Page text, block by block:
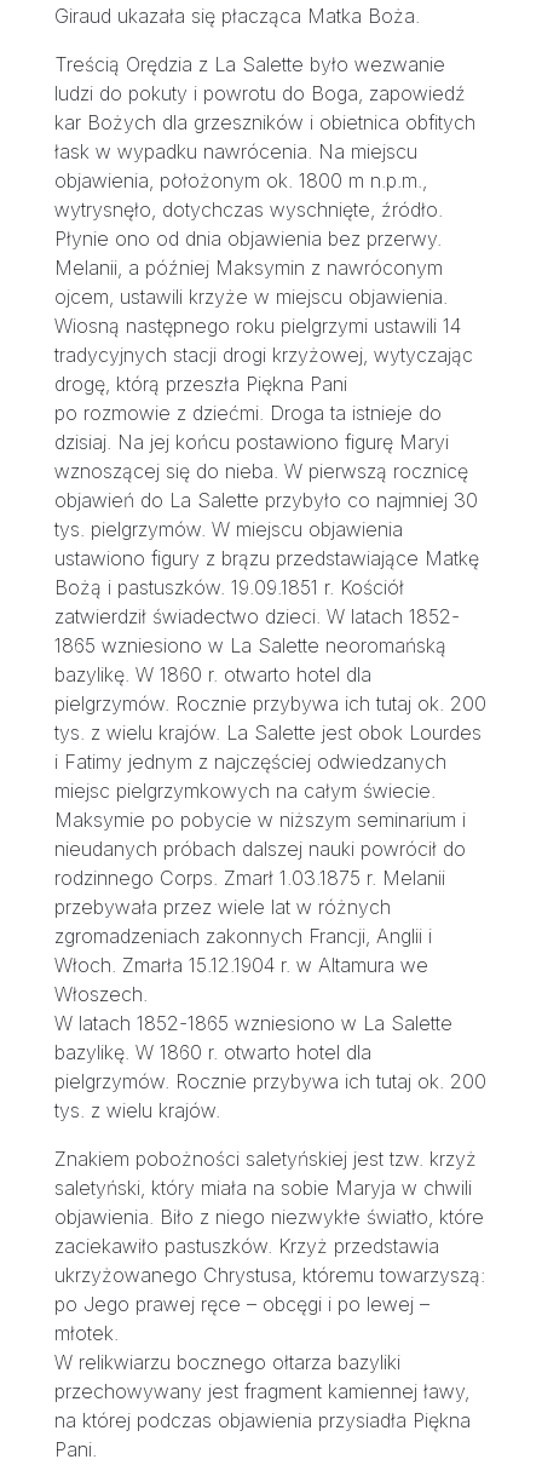
Giraud ukazała się płacząca Matka Boża.
Treścią Orędzia z La Salette było wezwanie
ludzi do pokuty i powrotu do Boga, zapowiedź
kar Bożych dla grzeszników i obietnica obfitych
łask w wypadku nawrócenia. Na miejscu
objawienia, położonym ok. 1800 m n.p.m.,
wytrysnęło, dotychczas wyschnięte, źródło.
Płynie ono od dnia objawienia bez przerwy.
Melanii, a później Maksymin z nawróconym
ojcem, ustawili krzyże w miejscu objawienia.
Wiosną następnego roku pielgrzymi ustawili 14
tradycyjnych stacji drogi krzyżowej, wytyczając
drogę, którą przeszła Piękna Pani
po rozmowie z dziećmi. Droga ta istnieje do
dzisiaj. Na jej końcu postawiono figurę Maryi
wznoszącej się do nieba. W pierwszą rocznicę
objawień do La Salette przybyło co najmniej 30
tys. pielgrzymów. W miejscu objawienia
ustawiono figury z brązu przedstawiające Matkę
Bożą i pastuszków. 19.09.1851 r. Kościół
zatwierdził świadectwo dzieci. W latach 1852-
1865 wzniesiono w La Salette neoromańską
bazylikę. W 1860 r. otwarto hotel dla
pielgrzymów. Rocznie przybywa ich tutaj ok. 200
tys. z wielu krajów. La Salette jest obok Lourdes
i Fatimy jednym z najczęściej odwiedzanych
miejsc pielgrzymkowych na całym świecie.
Maksymie po pobycie w niższym seminarium i
nieudanych próbach dalszej nauki powrócił do
rodzinnego Corps. Zmarł 1.03.1875 r. Melanii
przebywała przez wiele lat w różnych
zgromadzeniach zakonnych Francji, Anglii i
Włoch. Zmarła 15.12.1904 r. w Altamura we
Włoszech.
W latach 1852-1865 wzniesiono w La Salette
bazylikę. W 1860 r. otwarto hotel dla
pielgrzymów. Rocznie przybywa ich tutaj ok. 200
tys. z wielu krajów.
Znakiem pobożności saletyńskiej jest tzw. krzyż
saletyński, który miała na sobie Maryja w chwili
objawienia. Biło z niego niezwykłe światło, które
zaciekawiło pastuszków. Krzyż przedstawia
ukrzyżowanego Chrystusa, któremu towarzyszą:
po Jego prawej ręce – obcęgi i po lewej –
młotek.
W relikwiarzu bocznego ołtarza bazyliki
przechowywany jest fragment kamiennej ławy,
na której podczas objawienia przysiadła Piękna
Pani.